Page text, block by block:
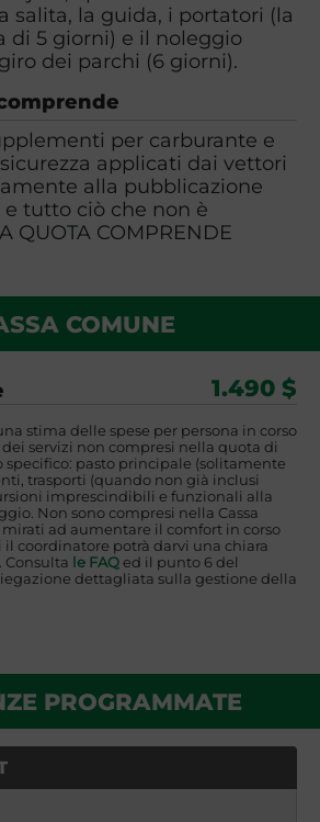
salita, la guida, i portatori (la
di 5 giorni) e il noleggio
dei parchi (6 giorni).
per carburante e
applicati dai vettori
alla pubblicazione
tutto ciò che non è
QUOTA COMPRENDE
COMUNE
1.490 $
stima delle spese per persona in corso
servizi non compresi nella quota di
specifico: pasto principale (solitamente
trasporti (quando non già inclusi
imprescindibili e funzionali alla
Non sono compresi nella Cassa
ad aumentare il comfort in corso
coordinatore potrà darvi una chiara
Consulta le FAQed il punto 6 del
dettagliata sulla gestione della
PROGRAMMATE